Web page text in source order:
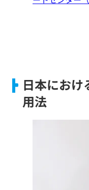
日本におけ
用法